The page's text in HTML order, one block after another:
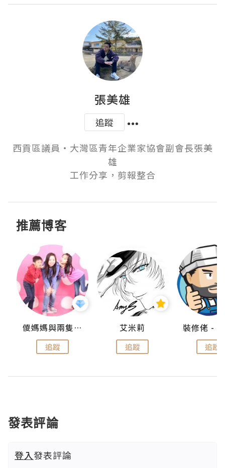
張美雄
追蹤
西貢區議員‧大灣區青年企業家協會副會長張美
雄
工作分享，剪報整合
推薦博客
儍媽媽與兩隻小魔怪之家
追蹤
艾米莉
追蹤 追蹤
發表評論
登入發表評論